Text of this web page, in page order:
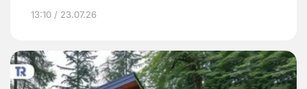
13:10 / 23.07.26